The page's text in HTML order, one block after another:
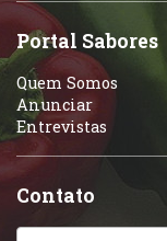
Portal Sabores
Quem Somos
Anunciar
Entrevistas
Contato